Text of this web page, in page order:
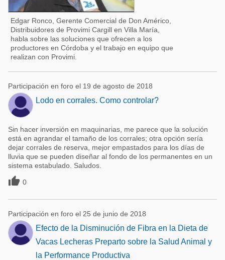
Edgar Ronco, Gerente Comercial de Don Américo,
Distribuidores de Provimi Cargill en Villa María,
habla sobre las soluciones que ofrecen a los
productores en Córdoba y el trabajo en equipo que
realizan con Provimi.
Participación en foro el 19 de agosto de 2018
Lodo en corrales. Como controlar?
Sin hacer inversión en maquinarias, me parece que la solución
está en agrandar el tamaño de los corrales; otra opción sería
dejar corrales de reserva, mejor empastados para los días de
lluvia que se pueden diseñar al fondo de los permanentes en un
sistema estabulado. Saludos.
 0
Participación en foro el 25 de junio de 2018
Efecto de la Disminución de Fibra en la Dieta de
Vacas Lecheras Preparto sobre la Salud Animal y
la Performance Productiva